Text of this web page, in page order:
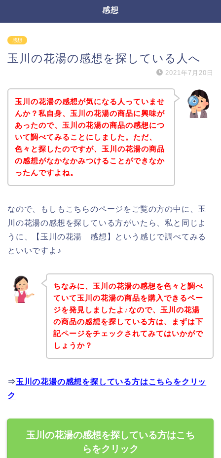
感想
感想
玉川の花湯の感想を探している人へ
2021年7月20日
玉川の花湯の感想が気になる人っていませ
んか？私自身、玉川の花湯の商品に興味が
あったので、玉川の花湯の商品の感想につ
いて調べてみることにしました。ただ、
色々と探したのですが、玉川の花湯の商品
の感想がなかなかみつけることができなか
ったんですよね。
なので、もしもこちらのページをご覧の方の中に、玉
川の花湯の感想を探している方がいたら、私と同じよ
うに、【玉川の花湯 感想】という感じで調べてみる
といいですよ♪
ちなみに、玉川の花湯の感想を色々と調べ
ていて玉川の花湯の商品を購入できるペー
ジを発見しましたよ♪なので、玉川の花湯
の商品の感想を探している方は、まずは下
記ページをチェックされてみてはいかがで
しょうか？
⇒玉川の花湯の感想を探している方はこちらをクリッ
ク
玉川の花湯の感想を探している方はこち
らをクリック